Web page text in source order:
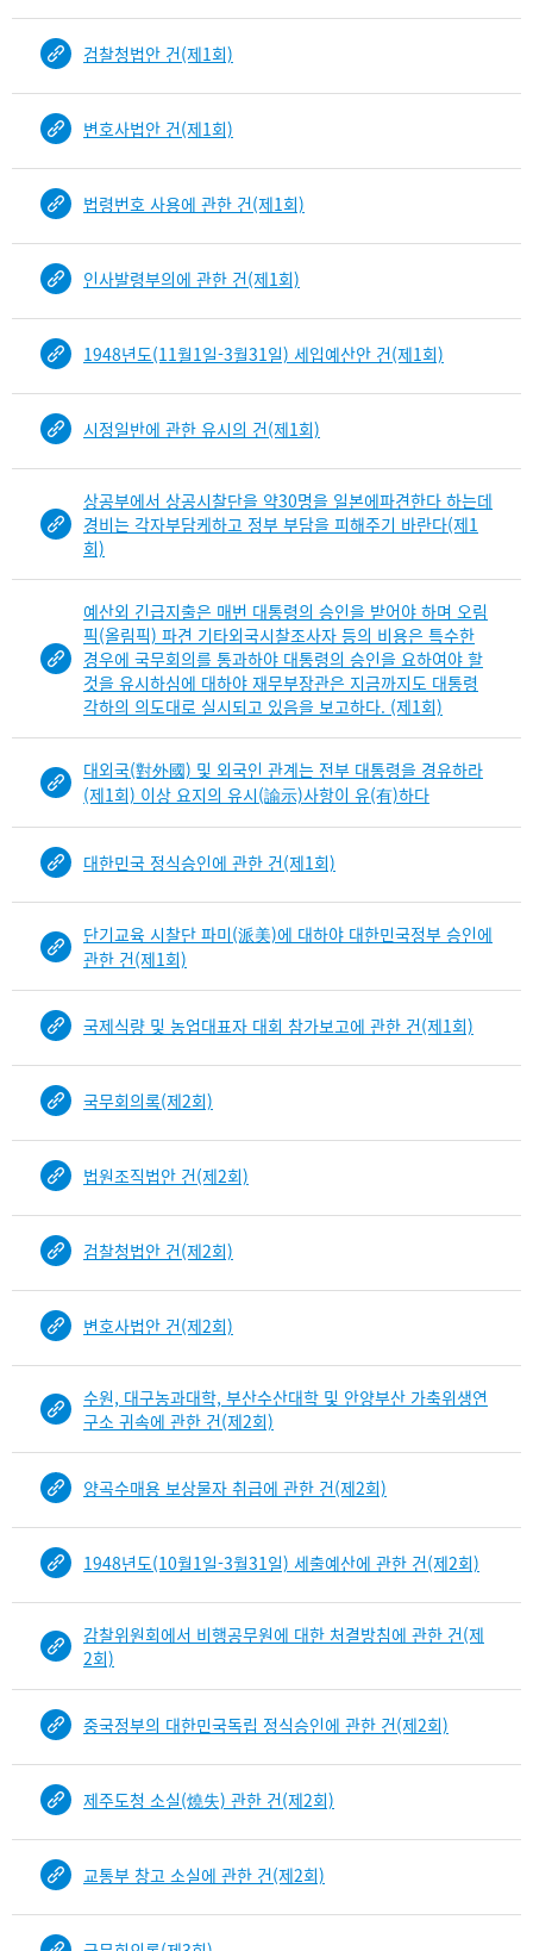
호,
목
여
i
D
임
검찰청법안 건(제1회)
변호사법안 건(제1회)
법령번호 사용에 관한 건(제1회)
인사발령부의에 관한 건(제1회)
1948년도(11월1일-3월31일) 세입예산안 건(제1회)
시정일반에 관한 유시의 건(제1회)
상공부에서 상공시찰단을 약30명을 일본에파견한다 하는데
경비는 각자부담케하고 정부 부담을 피해주기 바란다(제1
회)
예산외 긴급지출은 매번 대통령의 승인을 받어야 하며 오림
픽(올림픽) 파견 기타외국시찰조사자 등의 비용은 특수한
경우에 국무회의를 통과하야 대통령의 승인을 요하여야 할
것을 유시하심에 대하야 재무부장관은 지금까지도 대통령
각하의 의도대로 실시되고 있음을 보고하다. (제1회)
대외국(對外國) 및 외국인 관계는 전부 대통령을 경유하라
(제1회) 이상 요지의 유시(諭示)사항이 유(有)하다
대한민국 정식승인에 관한 건(제1회)
단기교육 시찰단 파미(派美)에 대하야 대한민국정부 승인에
관한 건(제1회)
국제식량 및 농업대표자 대회 참가보고에 관한 건(제1회)
국무회의록(제2회)
법원조직법안 건(제2회)
검찰청법안 건(제2회)
변호사법안 건(제2회)
수원, 대구농과대학, 부산수산대학 및 안양부산 가축위생연
구소 귀속에 관한 건(제2회)
양곡수매용 보상물자 취급에 관한 건(제2회)
1948년도(10월1일-3월31일) 세출예산에 관한 건(제2회)
감찰위원회에서 비행공무원에 대한 처결방침에 관한 건(제
2회)
중국정부의 대한민국독립 정식승인에 관한 건(제2회)
제주도청 소실(燒失) 관한 건(제2회)
교통부 창고 소실에 관한 건(제2회)